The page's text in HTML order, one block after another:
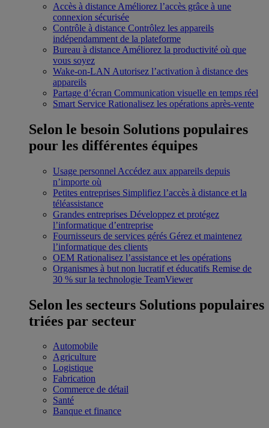
Accès à distance Améliorez l’accès grâce à une
connexion sécurisée
Contrôle à distance Contrôlez les appareils
indépendamment de la plateforme
Bureau à distance Améliorez la productivité où que
vous soyez
Wake-on-LAN Autorisez l’activation à distance des
appareils
Partage d’écran Communication visuelle en temps réel
Smart Service Rationalisez les opérations après-vente
Selon le besoin Solutions populaires
pour les différentes équipes
Usage personnel Accédez aux appareils depuis
n’importe où
Petites entreprises Simplifiez l’accès à distance et la
téléassistance
Grandes entreprises Développez et protégez
l’informatique d’entreprise
Fournisseurs de services gérés Gérez et maintenez
l’informatique des clients
OEM Rationalisez l’assistance et les opérations
Organismes à but non lucratif et éducatifs Remise de
30 % sur la technologie TeamViewer
Selon les secteurs Solutions populaires
triées par secteur
Automobile
Agriculture
Logistique
Fabrication
Commerce de détail
Santé
Banque et finance